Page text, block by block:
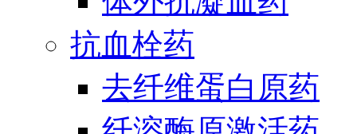
抗血栓药
去纤维蛋白原药